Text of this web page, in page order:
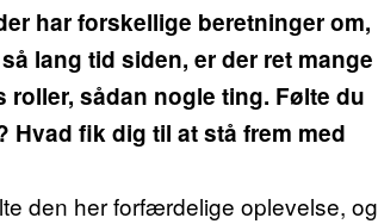
har forskellige beretninger om,
lang tid siden, er der ret mange
sådan nogle ting. Følte du
Hvad fik dig til at stå frem med
den her forfærdelige oplevelse, og